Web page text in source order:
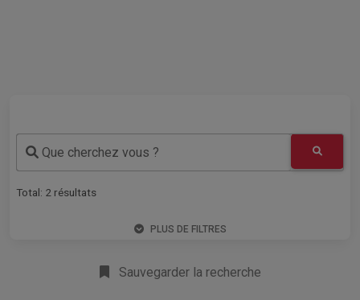
Que cherchez vous ?
Total: 2 résultats
PLUS DE FILTRES
Sauvegarder la recherche